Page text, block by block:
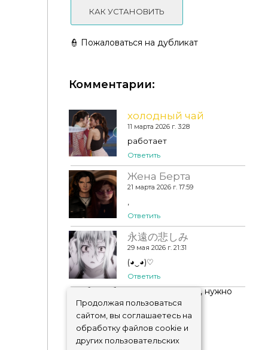
Купальник - Davira Sets☀️
КАК УСТАНОВИТЬ
👮 Пожаловаться на дубликат
Комментарии:
холодный чай
11 марта 2026 г. 3:28
работает
Ответить
Жена Берта
21 марта 2026 г. 17:59
Ответить
永遠の悲しみ
29 мая 2026 г. 21:31
(◕‿◕)♡
Ответить
Чтобы добавить комментарий, нужно
авторизоваться !
Продолжая пользоваться
сайтом, вы соглашаетесь на
обработку файлов cookie и
других пользовательских